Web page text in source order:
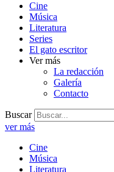
Cine
Música
Literatura
Series
El gato escritor
Ver más
La redacción
Galería
Contacto
Buscar
ver más
Cine
Música
Literatura